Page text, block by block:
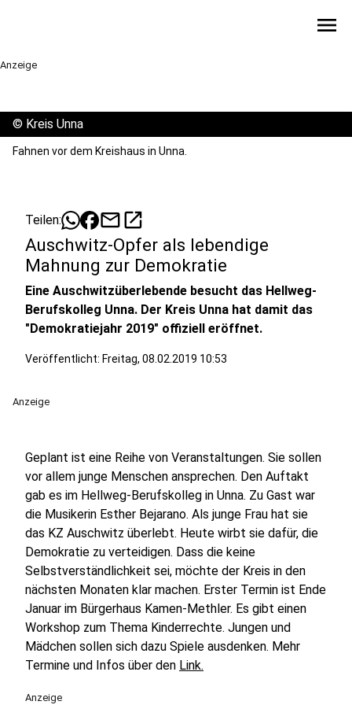
menu
Anzeige
© Kreis Unna
Fahnen vor dem Kreishaus in Unna.
Teilen: mailopen_in_new
Auschwitz-Opfer als lebendige
Mahnung zur Demokratie
Eine Auschwitzüberlebende besucht das Hellweg-
Berufskolleg Unna. Der Kreis Unna hat damit das
"Demokratiejahr 2019" offiziell eröffnet.
Veröffentlicht: Freitag, 08.02.2019 10:53
Anzeige
Geplant ist eine Reihe von Veranstaltungen. Sie sollen
vor allem junge Menschen ansprechen. Den Auftakt
gab es im Hellweg-Berufskolleg in Unna. Zu Gast war
die Musikerin Esther Bejarano. Als junge Frau hat sie
das KZ Auschwitz überlebt. Heute wirbt sie dafür, die
Demokratie zu verteidigen. Dass die keine
Selbstverständlichkeit sei, möchte der Kreis in den
nächsten Monaten klar machen. Erster Termin ist Ende
Januar im Bürgerhaus Kamen-Methler. Es gibt einen
Workshop zum Thema Kinderrechte. Jungen und
Mädchen sollen sich dazu Spiele ausdenken. Mehr
Termine und Infos über den Link.
Anzeige